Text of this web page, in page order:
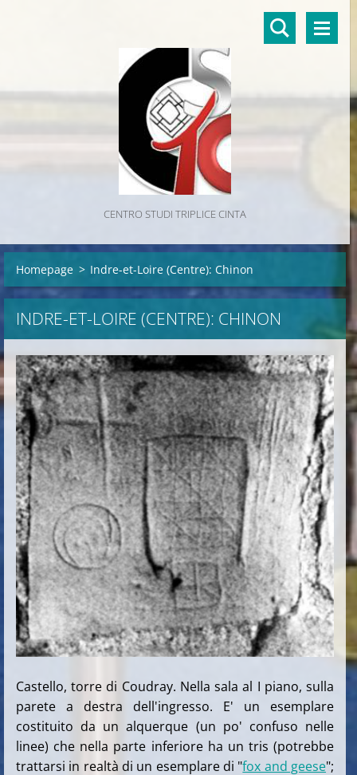
CENTRO STUDI TRIPLICE CINTA
Homepage > Indre-et-Loire (Centre): Chinon
INDRE-ET-LOIRE (CENTRE): CHINON
Castello, torre di Coudray. Nella sala al I piano, sulla
parete a destra dell'ingresso. E' un esemplare
costituito da un alquerque (un po' confuso nelle
linee) che nella parte inferiore ha un tris (potrebbe
trattarsi in realtà di un esemplare di "fox and geese";